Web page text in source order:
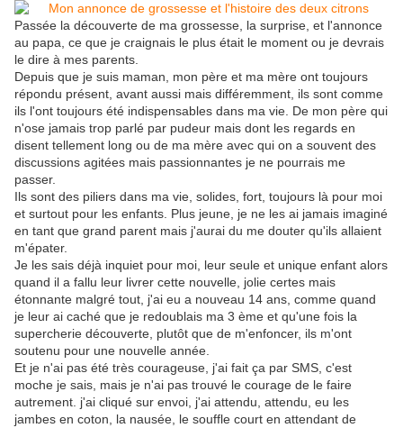
Passée la découverte de ma grossesse, la surprise, et l'annonce
au papa, ce que je craignais le plus était le moment ou je devrais
le dire à mes parents.
Depuis que je suis maman, mon père et ma mère ont toujours
répondu présent, avant aussi mais différemment, ils sont comme
ils l'ont toujours été indispensables dans ma vie. De mon père qui
n'ose jamais trop parlé par pudeur mais dont les regards en
disent tellement long ou de ma mère avec qui on a souvent des
discussions agitées mais passionnantes je ne pourrais me
passer.
Ils sont des piliers dans ma vie, solides, fort, toujours là pour moi
et surtout pour les enfants. Plus jeune, je ne les ai jamais imaginé
en tant que grand parent mais j'aurai du me douter qu'ils allaient
m'épater.
Je les sais déjà inquiet pour moi, leur seule et unique enfant alors
quand il a fallu leur livrer cette nouvelle, jolie certes mais
étonnante malgré tout, j'ai eu a nouveau 14 ans, comme quand
je leur ai caché que je redoublais ma 3 ème et qu'une fois la
supercherie découverte, plutôt que de m'enfoncer, ils m'ont
soutenu pour une nouvelle année.
Et je n'ai pas été très courageuse, j'ai fait ça par SMS, c'est
moche je sais, mais je n'ai pas trouvé le courage de le faire
autrement. j'ai cliqué sur envoi, j'ai attendu, attendu, eu les
jambes en coton, la nausée, le souffle court en attendant de